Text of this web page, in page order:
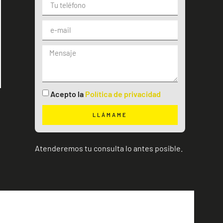
Acepto la Política de privacidad
LLÁMAME
Atenderemos tu consulta lo antes posible.